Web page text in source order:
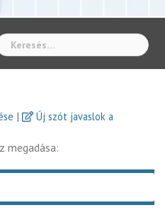
|
Új szót javaslok a
megadása: